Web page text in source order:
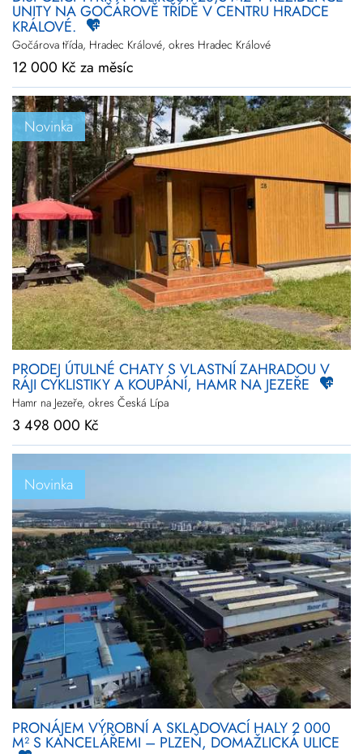
UNITY NA GOČÁROVĚ TŘÍDĚ V CENTRU HRADCE
KRÁLOVÉ.
Gočárova třída, Hradec Králové, okres Hradec Králové
12 000 Kč za měsíc
Novinka
PRODEJ ÚTULNÉ CHATY S VLASTNÍ ZAHRADOU V
RÁJI CYKLISTIKY A KOUPÁNÍ, HAMR NA JEZEŘE
Hamr na Jezeře, okres Česká Lípa
3 498 000 Kč
Novinka
PRONÁJEM VÝROBNÍ A SKLADOVACÍ HALY 2 000
M² S KANCELÁŘEMI – PLZEŇ, DOMAŽLICKÁ ULICE